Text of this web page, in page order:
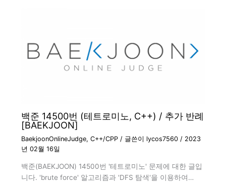
백준 14500번 (테트로미노, C++) / 추가 반례
[BAEKJOON]
BaekjoonOnlineJudge, C++/CPP/ 글쓴이 lycos7560 / 2023
년 02월 16일
백준(BAEKJOON) 14500번 '테트로미노' 문제에 대한 글입
니다. 'brute force' 알고리즘과 'DFS 탐색'을 이용하여…